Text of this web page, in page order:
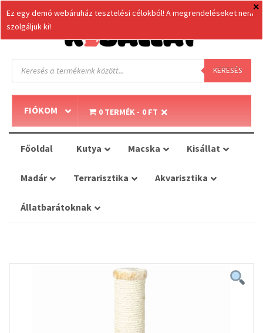
Products
search KERESÉS
FIÓKOM 0 TERMÉK 0 FT
Főoldal Kutya Macska Kisállat
Madár Terrarisztika Akvarisztika
Állatbarátoknak
Ez egy demó webáruház tesztelési célokból! A megrendeléseket nem
szolgáljuk ki!